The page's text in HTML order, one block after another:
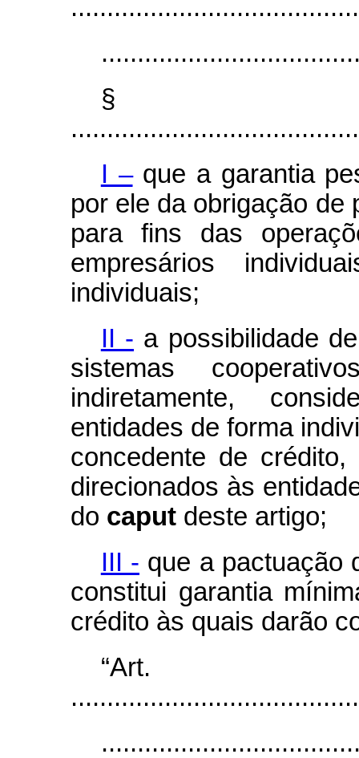
§
I –que a garantia
por ele da obrigação de
para fins das
empresários
individuais;
II - a possibilidade
sistemas
indiretamente,
entidades de forma
concedente de
direcionados às
do caput deste artigo;
III - que a pactuação
constitui garantia
crédito às quais darão